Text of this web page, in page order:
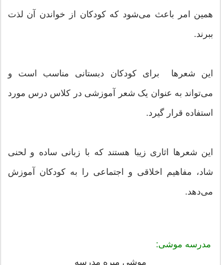
همین امر باعث می‌شود که کودکان از خواندن آن لذت
ببرند.
این شعرها برای کودکان دبستانی مناسب است و
می‌تواند به عنوان یک شعر آموزشی در کلاس درس مورد
استفاده قرار گیرد.
این شعرها اثاری زیبا هستند که با زبانی ساده و لحنی
شاد، مفاهیم اخلاقی و اجتماعی را به کودکان آموزش
می‌دهد.
مدرسه موشی:
موشی میره مدرسه